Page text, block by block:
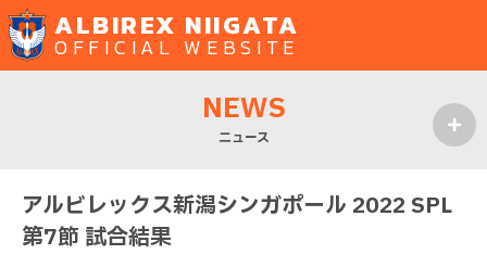
ALBIREX NIIGATA
OFFICIAL WEBSITE
NEWS
ニュース
アルビレックス新潟シンガポール 2022 SPL
第7節 試合結果